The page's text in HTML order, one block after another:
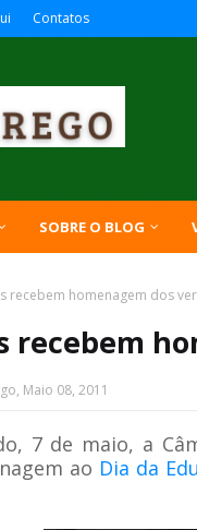
Contatos
SOBRE O BLOG
recebem homenagem dos
recebem
Maio 08, 2011
7 de maio, a
ao Dia da